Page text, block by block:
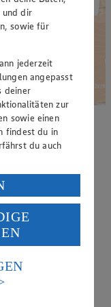
und dir
sowie für
jederzeit
angepasst
deiner
zur
sowie einen
findest du in
du auch
Daten in den
du im Sinne
ein, dass deine
Der EuGH sieht
an.
US-